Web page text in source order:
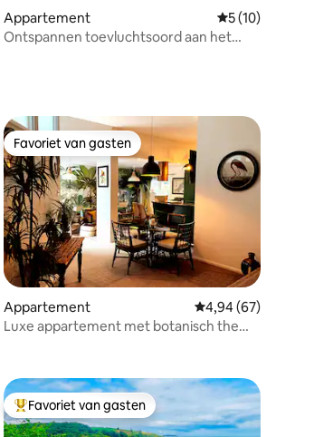
Appartement Gemiddelde
5 (10)
Ontspannen toevluchtsoord aan het
van 4,86 uit 5, 84 recensies
Favoriet van gasten
Favoriet van gasten
Appartement Gemiddelde
4,94 (67)
Luxe appartement met botanisch thema
Topfavoriet van gasten
Favoriet van gasten